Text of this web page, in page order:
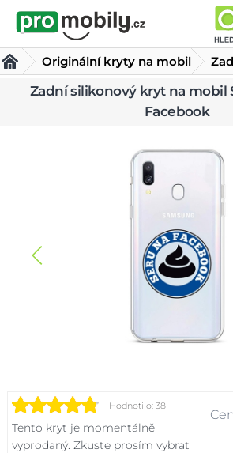
Originální kryty na mobil
na
Zadní silikonový kryt na mobil
Facebook
Hodnotilo: 38
Tento kryt je momentálně
vyprodaný. Zkuste prosím vybrat